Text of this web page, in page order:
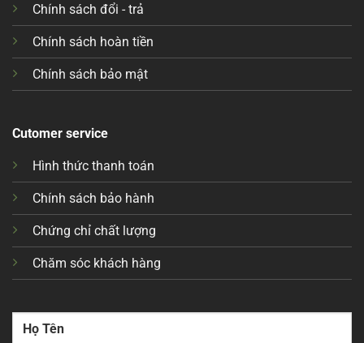
Chính sách đổi - trả
Chính sách hoàn tiền
Chính sách bảo mật
Cutomer service
Hình thức thanh toán
Chính sách bảo hành
Chứng chỉ chất lượng
Chăm sóc khách hàng